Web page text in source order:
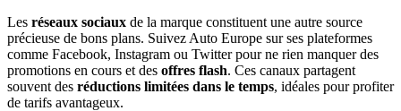
Les réseaux sociaux de la marque constituent une autre source
précieuse de bons plans. Suivez Auto Europe sur ses plateformes
comme Facebook, Instagram ou Twitter pour ne rien manquer des
promotions en cours et des offres flash. Ces canaux partagent
souvent des réductions limitées dans le temps, idéales pour profiter
de tarifs avantageux.